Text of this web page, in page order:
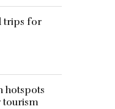
trips for
hotspots
tourism